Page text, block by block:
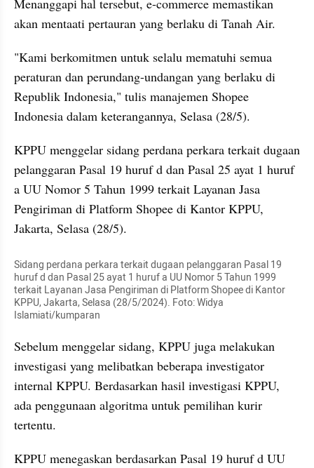
Menanggapi hal tersebut, e-commerce memastikan
akan mentaati pertauran yang berlaku di Tanah Air.
"Kami berkomitmen untuk selalu mematuhi semua
peraturan dan perundang-undangan yang berlaku di
Republik Indonesia," tulis manajemen Shopee
Indonesia dalam keterangannya, Selasa (28/5).
KPPU menggelar sidang perdana perkara terkait dugaan
pelanggaran Pasal 19 huruf d dan Pasal 25 ayat 1 huruf
a UU Nomor 5 Tahun 1999 terkait Layanan Jasa
Pengiriman di Platform Shopee di Kantor KPPU,
Jakarta, Selasa (28/5).
Sidang perdana perkara terkait dugaan pelanggaran Pasal 19
huruf d dan Pasal 25 ayat 1 huruf a UU Nomor 5 Tahun 1999
terkait Layanan Jasa Pengiriman di Platform Shopee di Kantor
KPPU, Jakarta, Selasa (28/5/2024). Foto: Widya
Islamiati/kumparan
Sebelum menggelar sidang, KPPU juga melakukan
investigasi yang melibatkan beberapa investigator
internal KPPU. Berdasarkan hasil investigasi KPPU,
ada penggunaan algoritma untuk pemilihan kurir
tertentu.
KPPU menegaskan berdasarkan Pasal 19 huruf d UU